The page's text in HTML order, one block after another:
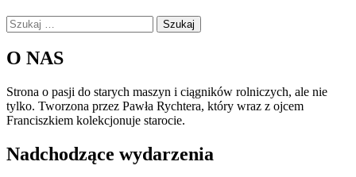
Szukaj:
O NAS
Strona o pasji do starych maszyn i ciągników rolniczych, ale nie
tylko. Tworzona przez Pawła Rychtera, który wraz z ojcem
Franciszkiem kolekcjonuje starocie.
Nadchodzące wydarzenia